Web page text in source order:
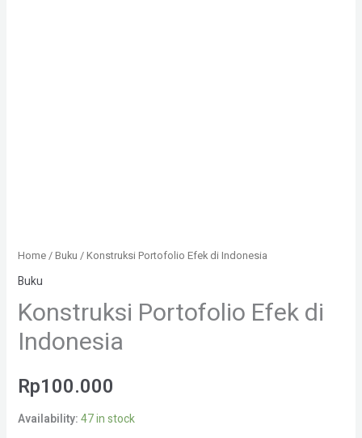
Home/Buku / Konstruksi Portofolio Efek di Indonesia
Buku
Konstruksi Portofolio Efek di
Indonesia
Rp100.000
Availability:47 in stock